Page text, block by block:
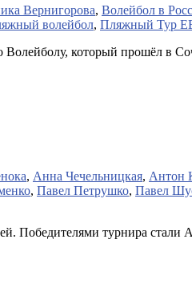
Вернигорова, Волейбол в
волейбол, Пляжный Тур
Волейболу, который прошёл в
, Анна Чечельницкая, Антон
, Павел Петрушко, Павел
Победителями турнира стали